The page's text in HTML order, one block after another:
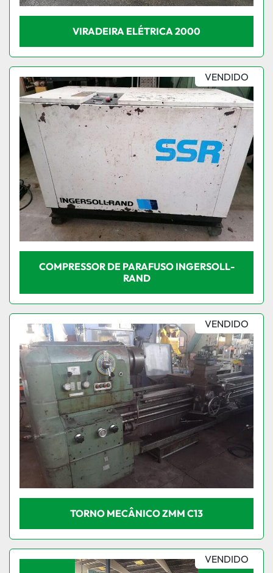
VIRADEIRA ELÉTRICA 2000
VENDIDO
COMPRESSOR DE PARAFUSO INGERSOLL-
RAND
VENDIDO
TORNO MECÂNICO ZMM C13
VENDIDO